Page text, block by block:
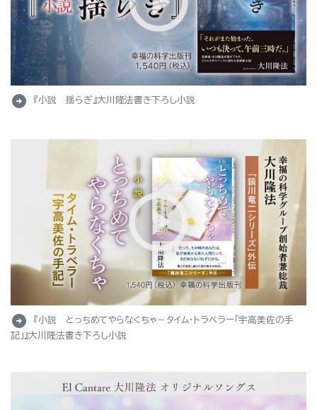
arrow_circle_right 『小説 揺らぎ』大川隆法書き下ろし小説
arrow_circle_right
『小説 とっちめてやらなくちゃ－タイム・トラベラー「宇高美佐の手
記」』大川隆法書き下ろし小説